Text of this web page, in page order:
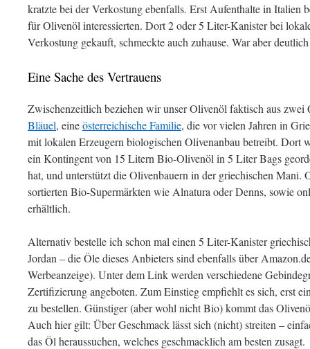
kratzte bei der Verkostung ebenfalls. Erst Aufenthalte in Italien
für Olivenöl interessierten. Dort 2 oder 5 Liter-Kanister bei
Verkostung gekauft, schmeckte auch zuhause. War aber
Eine Sache des Vertrauens
Zwischenzeitlich beziehen wir unser Olivenöl faktisch aus
Bläuel, eineösterreichische Familie, die vor vielen Jahren in
mit lokalen Erzeugern biologischen Olivenanbau betreibt. Dort
ein Kontingent von 15 Litern Bio-Olivenöl in 5 Liter Bags
hat, und unterstützt die Olivenbauern in der griechischen Mani.
sortierten Bio-Supermärkten wie Alnatura oder Denns, sowie
erhältlich.
Alternativ bestelle ich schon mal einen 5 Liter-Kanister
Jordan – die Öle dieses Anbieters sind ebenfalls über
Werbeanzeige). Unter dem Link werden verschiedene
Zertifizierung angeboten. Zum Einstieg empfiehlt es sich, erst
zu bestellen. Günstiger (aber wohl nicht Bio) kommt das
Auch hier gilt: Über Geschmack lässt sich (nicht) streiten –
das Öl heraussuchen, welches geschmacklich am besten zusagt.